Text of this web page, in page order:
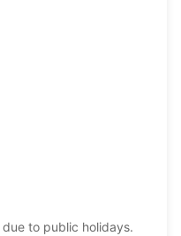
to public holidays.